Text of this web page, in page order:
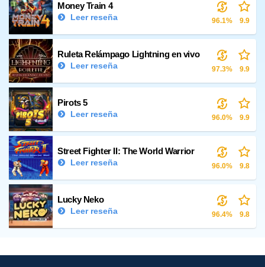
Money Train 4
Leer reseña 96.1% 9.9
Ruleta Relámpago Lightning en vivo
Leer reseña 97.3% 9.9
Pirots 5
Leer reseña 96.0% 9.9
Street Fighter II: The World Warrior
Leer reseña 96.0% 9.8
Lucky Neko
Leer reseña 96.4% 9.8